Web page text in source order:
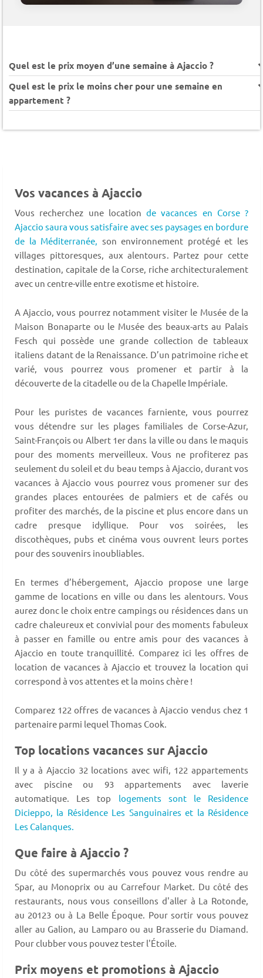
Quel est le prix moyen d’une semaine à Ajaccio ?
Quel est le prix le moins cher pour une semaine en
appartement ?
Vos vacances à Ajaccio
Vous recherchez une location de vacances en Corse ?
Ajaccio saura vous satisfaire avec ses paysages en bordure
de la Méditerranée, son environnement protégé et les
villages pittoresques, aux alentours. Partez pour cette
destination, capitale de la Corse, riche architecturalement
avec un centre-ville entre exotisme et histoire.
A Ajaccio, vous pourrez notamment visiter le Musée de la
Maison Bonaparte ou le Musée des beaux-arts au Palais
Fesch qui possède une grande collection de tableaux
italiens datant de la Renaissance. D’un patrimoine riche et
varié, vous pourrez vous promener et partir à la
découverte de la citadelle ou de la Chapelle Impériale.
Pour les puristes de vacances farniente, vous pourrez
vous détendre sur les plages familiales de Corse-Azur,
Saint-François ou Albert 1er dans la ville ou dans le maquis
pour des moments merveilleux. Vous ne profiterez pas
seulement du soleil et du beau temps à Ajaccio, durant vos
vacances à Ajaccio vous pourrez vous promener sur des
grandes places entourées de palmiers et de cafés ou
profiter des marchés, de la piscine et plus encore dans un
cadre presque idyllique. Pour vos soirées, les
discothèques, pubs et cinéma vous ouvrent leurs portes
pour des souvenirs inoubliables.
En termes d’hébergement, Ajaccio propose une large
gamme de locations en ville ou dans les alentours. Vous
aurez donc le choix entre campings ou résidences dans un
cadre chaleureux et convivial pour des moments fabuleux
à passer en famille ou entre amis pour des vacances à
Ajaccio en toute tranquillité. Comparez ici les offres de
location de vacances à Ajaccio et trouvez la location qui
correspond à vos attentes et la moins chère !
Comparez 122 offres de vacances à Ajaccio vendus chez 1
partenaire parmi lequel Thomas Cook.
Top locations vacances sur Ajaccio
Il y a à Ajaccio 32 locations avec wifi, 122 appartements
avec piscine ou 93 appartements avec laverie
automatique. Les top logements sont le Residence
Dicieppo, la Résidence Les Sanguinaires et la Résidence
Les Calanques.
Que faire à Ajaccio ?
Du côté des supermarchés vous pouvez vous rendre au
Spar, au Monoprix ou au Carrefour Market. Du côté des
restaurants, nous vous conseillons d'aller à La Rotonde,
au 20123 ou à La Belle Époque. Pour sortir vous pouvez
aller au Galion, au Lamparo ou au Brasserie du Diamand.
Pour clubber vous pouvez tester l'Étoile.
Prix moyens et promotions à Ajaccio